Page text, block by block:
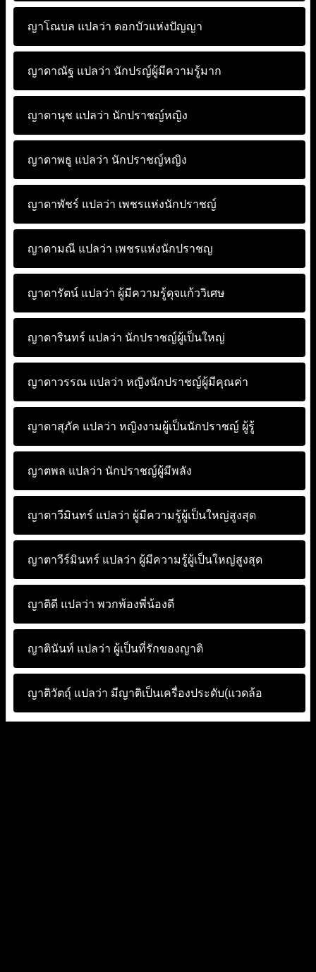
ญาโณบล แปลว่า ดอกบัวแห่งปัญญา
ญาดาณัฐ แปลว่า นักปรญ์ผู้มีความรู้มาก
ญาดานุช แปลว่า นักปราชญ์หญิง
ญาดาพธู แปลว่า นักปราชญ์หญิง
ญาดาพัชร์ แปลว่า เพชรแห่งนักปราชญ์
ญาดามณี แปลว่า เพชรแห่งนักปราชญ
ญาดารัตน์ แปลว่า ผู้มีความรู้ดุจแก้ววิเศษ
ญาดารินทร์ แปลว่า นักปราชญ์ผู้เป็นใหญ่
ญาดาวรรณ แปลว่า หญิงนักปราชญ์ผู้มีคุณค่า
ญาดาสุภัค แปลว่า หญิงงามผู้เป็นนักปราชญ์ ผู้รู้
ญาตพล แปลว่า นักปราชญ์ผู้มีพลัง
ญาตาวีมินทร์ แปลว่า ผู้มีความรู้ผู้เป็นใหญ่สูงสุด
ญาตาวีร์มินทร์ แปลว่า ผู้มีความรู้ผู้เป็นใหญ่สูงสุด
ญาติดี แปลว่า พวกพ้องพี่น้องดี
ญาตินันท์ แปลว่า ผู้เป็นที่รักของญาติ
ญาติวัตถุ์ แปลว่า มีญาติเป็นเครื่องประดับ(แวดล้อ